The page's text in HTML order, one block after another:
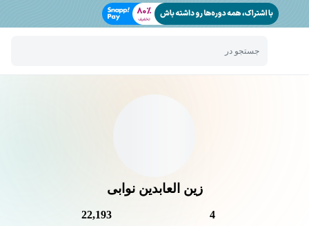
جستجو در
زین العابدین نوابی
4
22,193